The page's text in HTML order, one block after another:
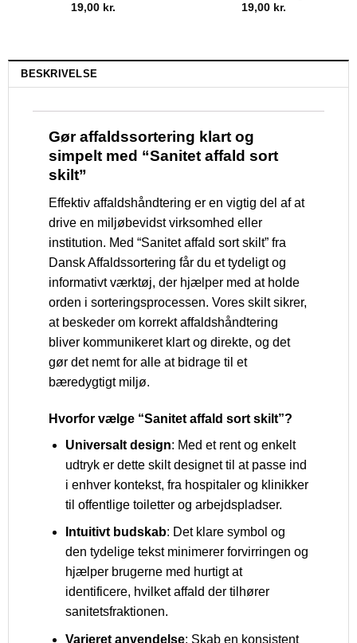
19,00 kr.
19,00 kr.
BESKRIVELSE
Gør affaldssortering klart og
simpelt med “Sanitet affald sort
skilt”
Effektiv affaldshåndtering er en vigtig del af at
drive en miljøbevidst virksomhed eller
institution. Med “Sanitet affald sort skilt” fra
Dansk Affaldssortering får du et tydeligt og
informativt værktøj, der hjælper med at holde
orden i sorteringsprocessen. Vores skilt sikrer,
at beskeder om korrekt affaldshåndtering
bliver kommunikeret klart og direkte, og det
gør det nemt for alle at bidrage til et
bæredygtigt miljø.
Hvorfor vælge “Sanitet affald sort skilt”?
Universalt design: Med et rent og enkelt
udtryk er dette skilt designet til at passe ind
i enhver kontekst, fra hospitaler og klinikker
til offentlige toiletter og arbejdspladser.
Intuitivt budskab: Det klare symbol og
den tydelige tekst minimerer forvirringen og
hjælper brugerne med hurtigt at
identificere, hvilket affald der tilhører
sanitetsfraktionen.
Varieret anvendelse: Skab en konsistent